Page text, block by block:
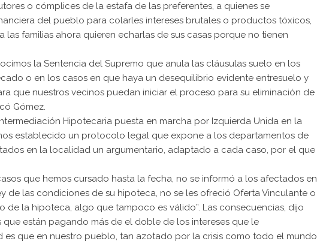
o cómplices de la estafa de las preferentes, a quienes se
del pueblo para colarles intereses brutales o productos tóxicos,
las familias ahora quieren echarlas de sus casas porque no tienen
la Sentencia del Supremo que anula las cláusulas suelo en los
o en los casos en que haya un desequilibrio evidente entresuelo y
que nuestros vecinos puedan iniciar el proceso para su eliminación de
Gómez.
Hipotecaria puesta en marcha por Izquierda Unida en la
establecido un protocolo legal que expone a los departamentos de
en la localidad un argumentario, adaptado a cada caso, por el que
que hemos cursado hasta la fecha, no se informó a los afectados en
de las condiciones de su hipoteca, no se les ofreció Oferta Vinculante o
de la hipoteca, algo que tampoco es válido”. Las consecuencias, dijo
que están pagando más de el doble de los intereses que le
que en nuestro pueblo, tan azotado por la crisis como todo el mundo